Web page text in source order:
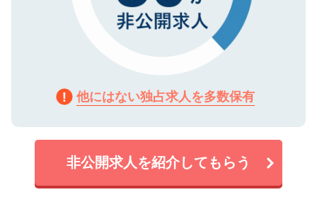
他にはない独占求人を多数保有
非公開求人を紹介してもらう